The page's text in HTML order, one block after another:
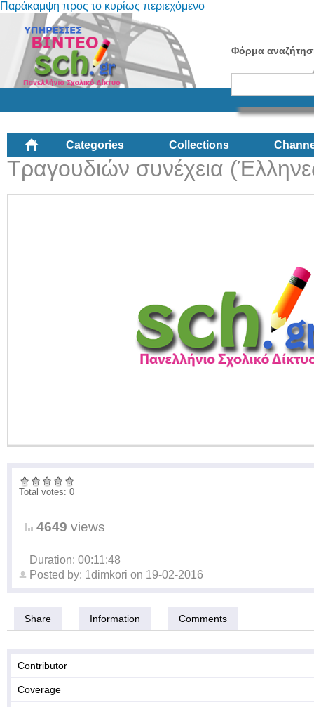
Παράκαμψη προς το κυρίως περιεχόμενο
Φόρμα
Categories Collections
Τραγουδιών συνέχεια
Total votes: 0
4649 views
Duration: 00:11:48
Posted by: 1dimkori on 19-02-2016
Share Information Comments
Contributor
Coverage